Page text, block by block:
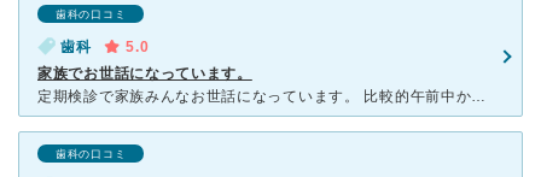
歯科の口コミ
歯科
5.0
家族でお世話になっています。
定期検診で家族みんなお世話になっています。 比較的午前中から午後の早い時間は空いていますが、幼稚園や学校が終わった時間からは混んでいます。 駐車場も夕方は混んでいて、待たないと停めれない時がありま
歯科の口コミ